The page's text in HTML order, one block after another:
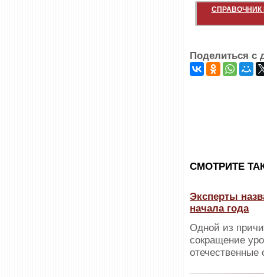
СПРАВОЧНИК
Поделиться с
CМОТРИТЕ
Эксперты
начала года
Одной из
сокращение
отечественные